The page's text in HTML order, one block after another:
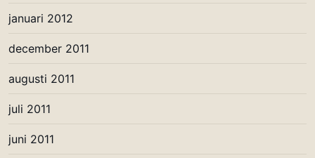
januari 2012
december 2011
augusti 2011
juli 2011
juni 2011